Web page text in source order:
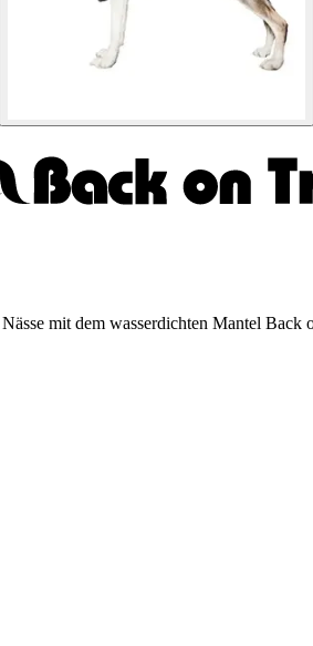
mit dem wasserdichten Mantel